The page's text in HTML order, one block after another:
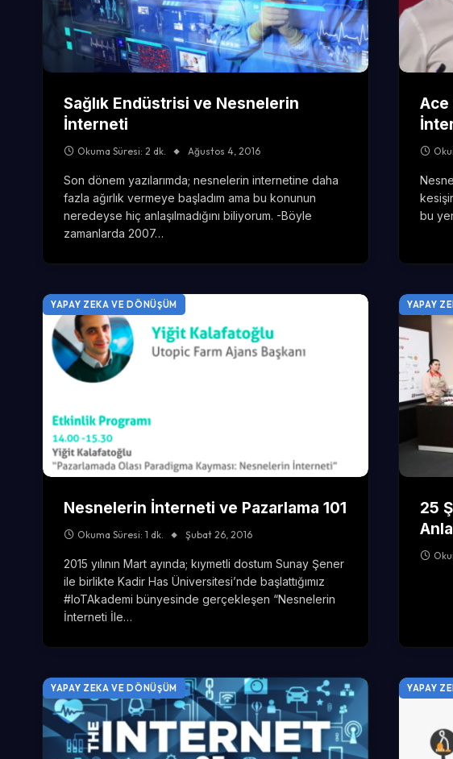
Sağlık Endüstrisi ve Nesnelerin
İnterneti
Okuma Süresi: 2 dk. Ağustos 4, 2016
Son dönem yazılarımda; nesnelerin internetine daha
fazla ağırlık vermeye başladım ama bu konunun
neredeyse hiç anlaşılmadığını biliyorum. -Böyle
zamanlarda 2007…
Ace
bu
YAPAY ZEKA VE DÖNÜŞÜM
Nesnelerin İnterneti ve Pazarlama 101
Okuma Süresi: 1 dk. Şubat 26, 2016
2015 yılının Mart ayında; kıymetli dostum Sunay Şener
ile birlikte Kadir Has Üniversitesi’nde başlattığımız
#IoTAkademi bünyesinde gerçekleşen “Nesnelerin
İnterneti İle…
YAPAY
25
YAPAY ZEKA VE DÖNÜŞÜM YAPAY